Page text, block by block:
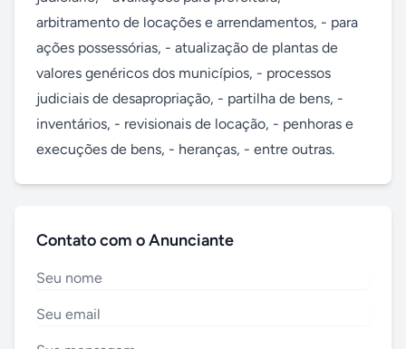
arbitramento de locações e arrendamentos, - para
ações possessórias, - atualização de plantas de
valores genéricos dos municípios, - processos
judiciais de desapropriação, - partilha de bens, -
inventários, - revisionais de locação, - penhoras e
execuções de bens, - heranças, - entre outras.
Contato com o Anunciante